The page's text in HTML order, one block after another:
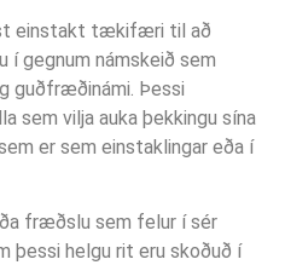
einstakt tækifæri til að
í gegnum námskeið sem
guðfræðinámi. Þessi
sem vilja auka þekkingu sína
er sem einstaklingar eða í
fræðslu sem felur í sér
þessi helgu rit eru skoðuð í